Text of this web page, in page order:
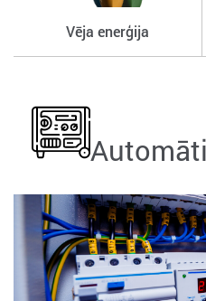
Vēja enerģija